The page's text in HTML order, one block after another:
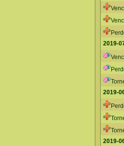
2019-
2019-
2019-